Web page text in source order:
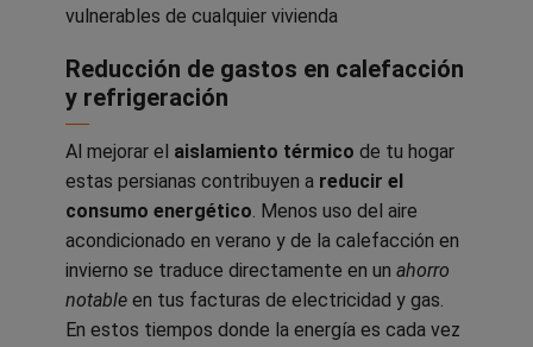
vulnerables de cualquier vivienda
Reducción de gastos en calefacción
y refrigeración
Al mejorar el aislamiento térmico de tu hogar
estas persianas contribuyen a reducir el
consumo energético. Menos uso del aire
acondicionado en verano y de la calefacción en
invierno se traduce directamente en un ahorro
notable en tus facturas de electricidad y gas.
En estos tiempos donde la energía es cada vez